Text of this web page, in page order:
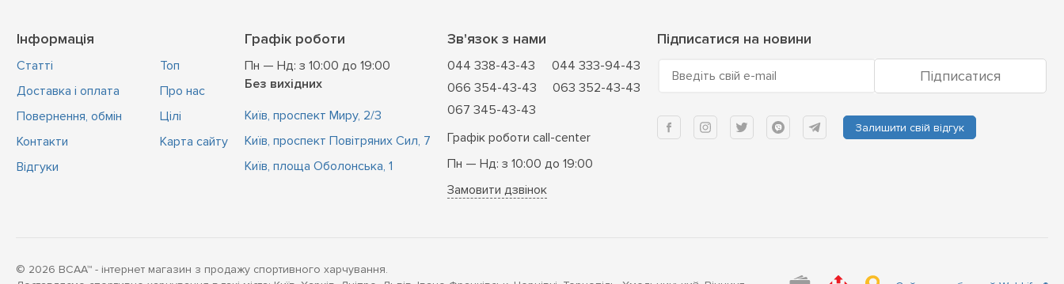
Інформація
Статті
Доставка і оплата
Повернення, обмін
Контакти
Відгуки
Топ
Про нас
Цiлi
Карта сайту
Графік роботи
Пн — Нд: з 10:00 до 19:00
Без вихідних
Київ, проспект Миру, 2/3
Київ, проспект Повітряних Сил, 7
Київ, площа Оболонська, 1
Зв'язок з нами
044 338-43-43
044 333-94-43
066 354-43-43
063 352-43-43
067 345-43-43
Графік роботи call-center
Пн — Нд: з 10:00 до 19:00
Замовити дзвінок
Підписатися на новини
Введіть свій e-mail Підписатися
Залишити свій відгук
© 2026 BCAA™ - інтернет магазин з продажу спортивного харчування.